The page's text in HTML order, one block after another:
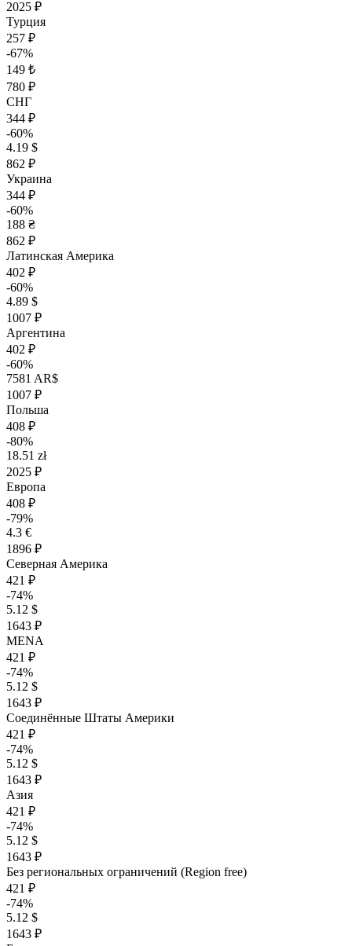
2025 ₽
Турция
257 ₽
-67%
149 ₺
780 ₽
СНГ
344 ₽
-60%
4.19 $
862 ₽
Украина
344 ₽
-60%
188 ₴
862 ₽
Латинская Америка
402 ₽
-60%
4.89 $
1007 ₽
Аргентина
402 ₽
-60%
7581 AR$
1007 ₽
Польша
408 ₽
-80%
18.51 zł
2025 ₽
Европа
408 ₽
-79%
4.3 €
1896 ₽
Северная Америка
421 ₽
-74%
5.12 $
1643 ₽
MENA
421 ₽
-74%
5.12 $
1643 ₽
Соединённые Штаты Америки
421 ₽
-74%
5.12 $
1643 ₽
Азия
421 ₽
-74%
5.12 $
1643 ₽
Без региональных ограничений (Region free)
421 ₽
-74%
5.12 $
1643 ₽